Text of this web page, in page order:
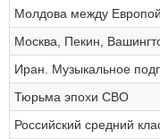
Молдова между
Москва, Пекин,
Иран. Музыкальное
Тюрьма эпохи СВО
Российский средний